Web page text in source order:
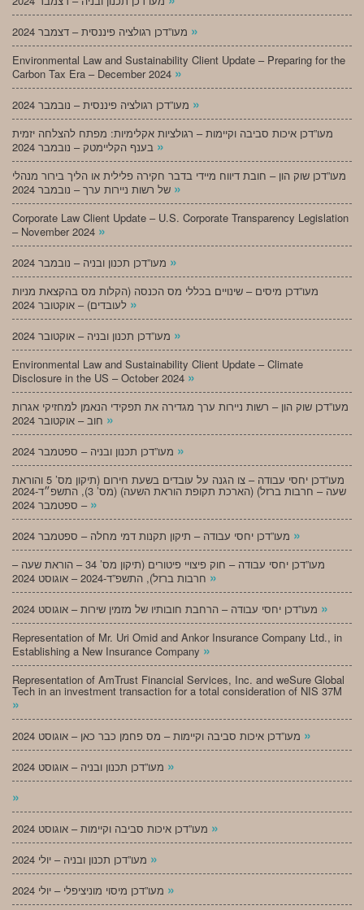
»
Environmental Law and Sustainability Client Update – Preparing for the
Carbon Tax Era – December 2024 »
»
מעו”דכן איכות סביבה וקיימות – רגולציות אקלימיות: מפתח להצלחה יזמית
»
מעו”דכן שוק הון – חובת דיווח מיידי בדבר חקירה פלילית או הליך בירור מנהלי
»
Corporate Law Client Update – U.S. Corporate Transparency Legislation
– November 2024 »
»
מעו”דכן מיסים – שינויים בכללי מס הכנסה (הקלות מס בהקצאת מניות
»
»
Environmental Law and Sustainability Client Update – Climate
Disclosure in the US – October 2024 »
מעו”דכן שוק הון – רשות ניירות ערך מגדירה את תפקידי הנאמן למחזיקי אגרות
»
»
מעו”דכן יחסי עבודה – צו הגנה על עובדים בשעת חירום (תיקון מס’ 5 והוראת
שעה – חרבות ברזל) (הארכת תקופת הוראת השעה) (מס’ 3), התשפ״ד-2024
– ספטמבר 2024 »
»
מעו”דכן יחסי עבודה – חוק פיצויי פיטורים (תיקון מס’ 34 – הוראת שעה –
»
»
Representation of Mr. Uri Omid and Ankor Insurance Company Ltd., in
Establishing a New Insurance Company »
Representation of AmTrust Financial Services, Inc. and weSure Global
Tech in an investment transaction for a total consideration of NIS 37M
»
»
»
»
»
»
»